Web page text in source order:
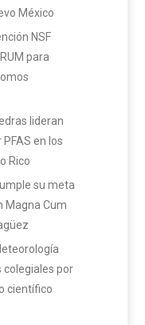
México
NSF
para
lideran
en los
Rico
su meta
Magna Cum
colegiales por
científico